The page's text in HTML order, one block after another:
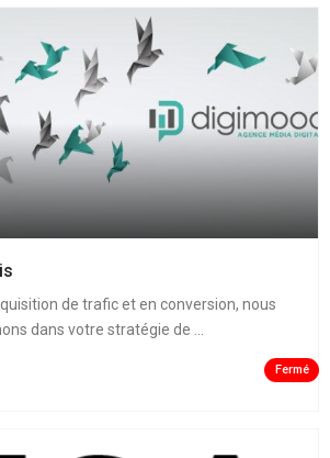
de trafic et en conversion, nous
dans votre stratégie de ...
Fermé